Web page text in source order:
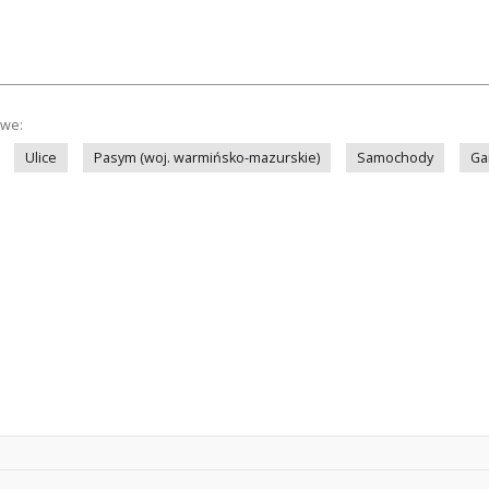
Ulice
Pasym (woj. warmińsko-mazurskie) Samochody